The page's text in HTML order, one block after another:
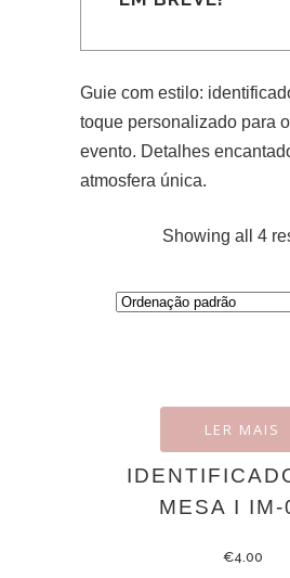
Guie com estilo:
toque personalizado para
evento. Detalhes
atmosfera única.
Showing all 4
LER MAIS
MESA I IM-
€4.00